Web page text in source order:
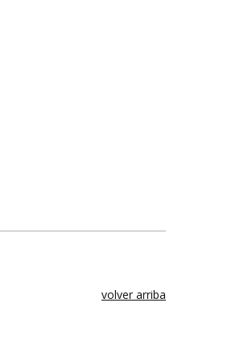
volver arriba